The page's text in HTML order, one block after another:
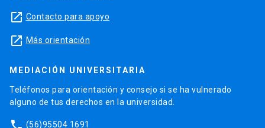
launch Contacto para apoyo
launch Más orientación
MEDIACIÓN UNIVERSITARIA
Teléfonos para orientación y consejo si se ha vulnerado
alguno de tus derechos en la universidad.
(56)95504 1691